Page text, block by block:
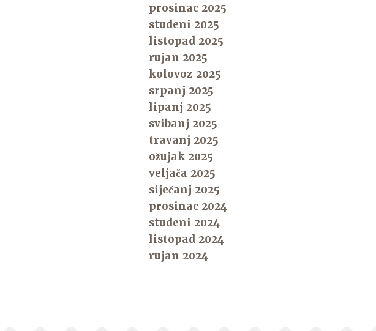
prosinac 2025
studeni 2025
listopad 2025
rujan 2025
kolovoz 2025
srpanj 2025
lipanj 2025
svibanj 2025
travanj 2025
ožujak 2025
veljača 2025
siječanj 2025
prosinac 2024
studeni 2024
listopad 2024
rujan 2024